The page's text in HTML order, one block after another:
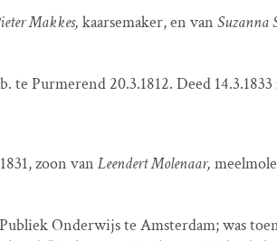
Makkes, kaarsemaker, en van Suzanna
te Purmerend 20.3.1812. Deed
zoon van Leendert Molenaar,
Onderwijs te Amsterdam; was